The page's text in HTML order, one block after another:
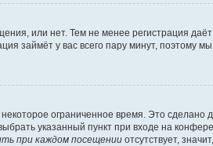
или нет. Тем не менее регистрация
займёт у вас всего пару минут, поэтому
ограниченное время. Это сделано
указанный пункт при входе на
при каждом посещении отсутствует,